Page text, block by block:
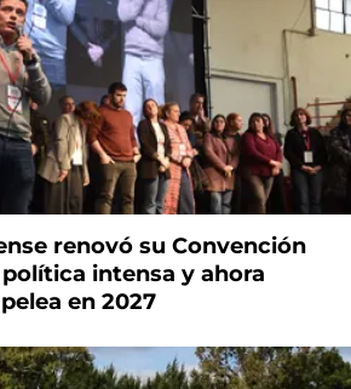
renovó su Convención
intensa y ahora
en 2027